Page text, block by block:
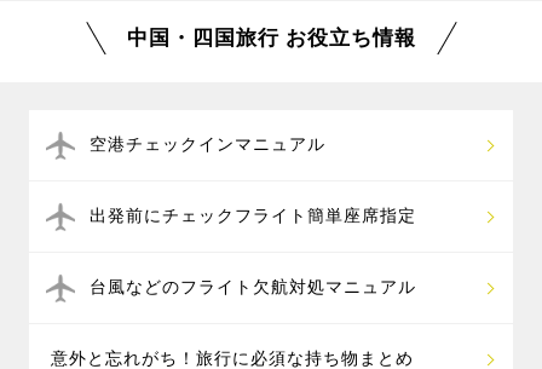
中国・四国旅行 お役立ち情報
空港チェックインマニュアル
出発前にチェックフライト簡単座席指定
台風などのフライト欠航対処マニュアル
意外と忘れがち！旅行に必須な持ち物まとめ